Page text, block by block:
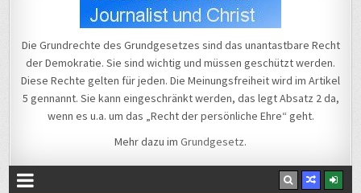
Michael Voß
Die Grundrechte des Grundgesetzes sind das unantastbare Recht
der Demokratie. Sie sind wichtig und müssen geschützt werden.
Diese Rechte gelten für jeden. Die Meinungsfreiheit wird im Artikel
5 gennannt. Sie kann eingeschränkt werden, das legt Absatz 2 da,
wenn es u.a. um das „Recht der persönliche Ehre“ geht.
Mehr dazu im Grundgesetz.